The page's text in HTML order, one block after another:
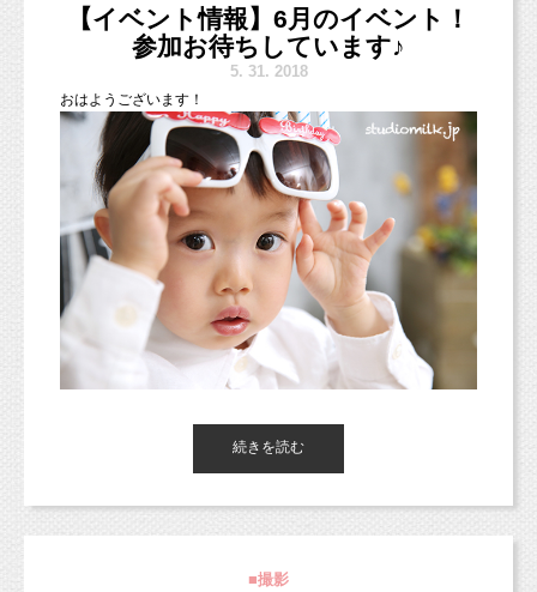
【イベント情報】6月のイベント！
参加お待ちしています♪
5. 31. 2018
おはようございます！
こちらでもイベント情報をお伝えさせていただきます！
続きを読む
■撮影